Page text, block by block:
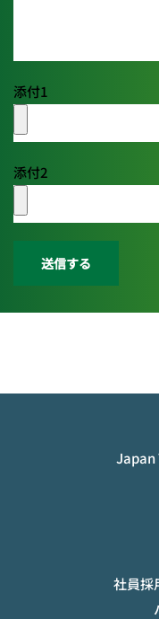
添付1
添付2
送信する
Japan
社員採